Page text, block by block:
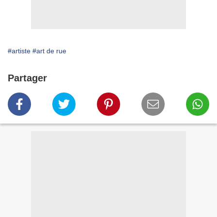
#artiste #art de rue
Partager